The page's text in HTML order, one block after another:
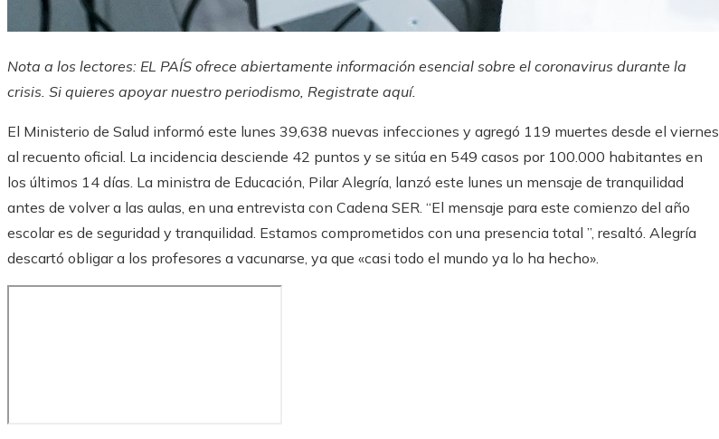
Nota a los lectores: EL PAÍS ofrece abiertamente información esencial sobre el coronavirus durante la
crisis. Si quieres apoyar nuestro periodismo, Registrate aquí.
El Ministerio de Salud informó este lunes 39,638 nuevas infecciones y agregó 119 muertes desde el viernes
al recuento oficial. La incidencia desciende 42 puntos y se sitúa en 549 casos por 100.000 habitantes en
los últimos 14 días. La ministra de Educación, Pilar Alegría, lanzó este lunes un mensaje de tranquilidad
antes de volver a las aulas, en una entrevista con Cadena SER. “El mensaje para este comienzo del año
escolar es de seguridad y tranquilidad. Estamos comprometidos con una presencia total ”, resaltó. Alegría
descartó obligar a los profesores a vacunarse, ya que «casi todo el mundo ya lo ha hecho».